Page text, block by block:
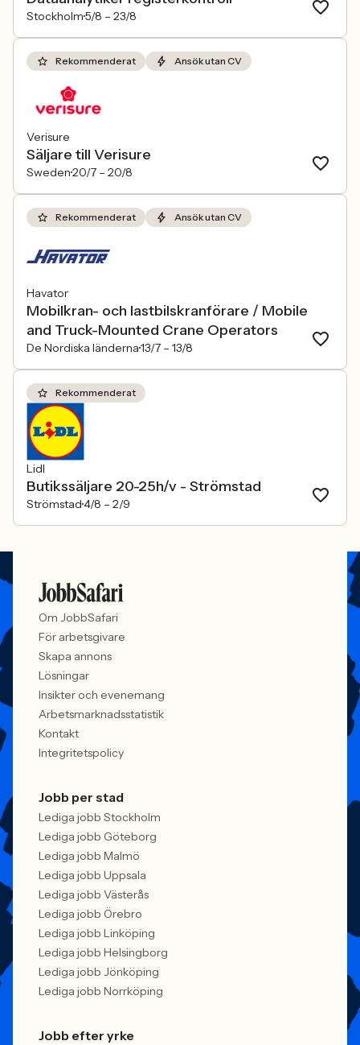
Stockholm5/8 – 23/8
Rekommenderat Ansök utan CV
Verisure
Säljare till Verisure
Sweden20/7 – 20/8
Rekommenderat Ansök utan CV
Havator
Mobilkran- och lastbilskranförare / Mobile
and Truck-Mounted Crane Operators
De Nordiska länderna13/7 – 13/8
Rekommenderat
Lidl
Butikssäljare 20-25h/v - Strömstad
Strömstad4/8 – 2/9
Om JobbSafari
För arbetsgivare
Skapa annons
Lösningar
Insikter och evenemang
Arbetsmarknadsstatistik
Kontakt
Integritetspolicy
Jobb per stad
Lediga jobb Stockholm
Lediga jobb Göteborg
Lediga jobb Malmö
Lediga jobb Uppsala
Lediga jobb Västerås
Lediga jobb Örebro
Lediga jobb Linköping
Lediga jobb Helsingborg
Lediga jobb Jönköping
Lediga jobb Norrköping
Jobb efter yrke